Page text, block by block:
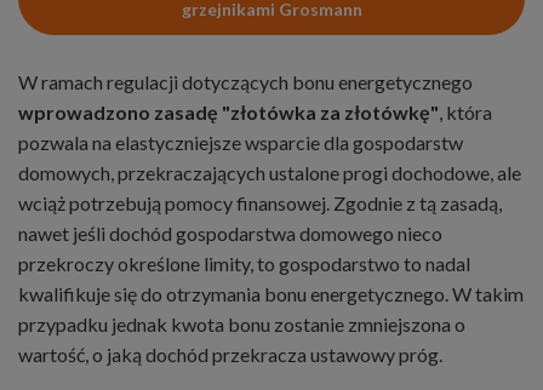
grzejnikami Grosmann
W ramach regulacji dotyczących bonu energetycznego
wprowadzono zasadę "złotówka za złotówkę" , która
pozwala na elastyczniejsze wsparcie dla gospodarstw
domowych, przekraczających ustalone progi dochodowe, ale
wciąż potrzebują pomocy finansowej. Zgodnie z tą zasadą,
nawet jeśli dochód gospodarstwa domowego nieco
przekroczy określone limity, to gospodarstwo to nadal
kwalifikuje się do otrzymania bonu energetycznego. W takim
przypadku jednak kwota bonu zostanie zmniejszona o
wartość, o jaką dochód przekracza ustawowy próg.